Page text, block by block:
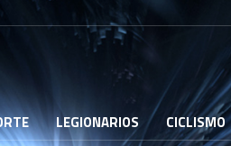
LEGIONARIOS CICLISMO